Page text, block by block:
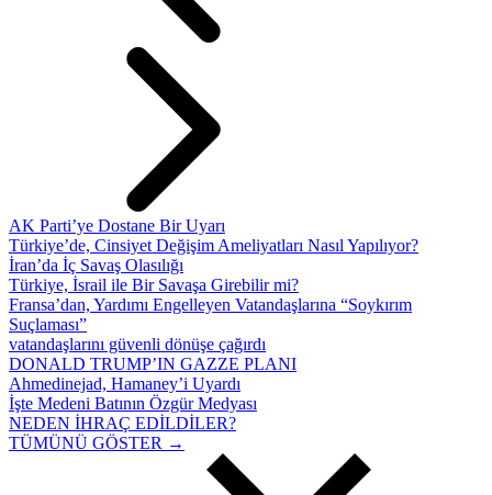
AK Parti’ye Dostane Bir Uyarı
Türkiye’de, Cinsiyet Değişim Ameliyatları Nasıl Yapılıyor?
İran’da İç Savaş Olasılığı
Türkiye, İsrail ile Bir Savaşa Girebilir mi?
Fransa’dan, Yardımı Engelleyen Vatandaşlarına “Soykırım
Suçlaması”
vatandaşlarını güvenli dönüşe çağırdı
DONALD TRUMP’IN GAZZE PLANI
Ahmedinejad, Hamaney’i Uyardı
İşte Medeni Batının Özgür Medyası
NEDEN İHRAÇ EDİLDİLER?
TÜMÜNÜ GÖSTER →